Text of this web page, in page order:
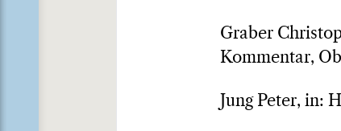
Graber
Kommentar,
Jung Peter, in: